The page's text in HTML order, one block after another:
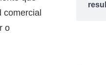
comercial
o